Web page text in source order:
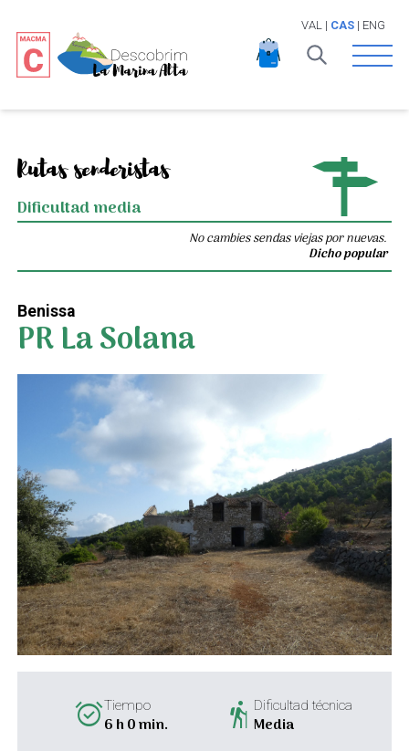
VAL | CAS| ENG
Open
Rutas senderistas
Dificultad media
No cambies sendas viejas por nuevas.
Dicho popular
Benissa
PR La Solana
alarm_onTiempo
6 h 0 min. hikingDificultad técnica
Media